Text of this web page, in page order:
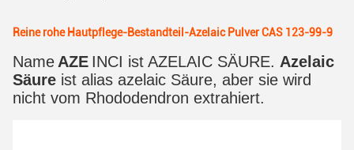
Reine rohe Hautpflege-Bestandteil-Azelaic Pulver CAS 123-99-9
Name AZE INCI ist AZELAIC SÄURE. Azelaic
Säure ist alias azelaic Säure, aber sie wird
nicht vom Rhododendron extrahiert.